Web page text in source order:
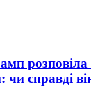
розповіла
справді